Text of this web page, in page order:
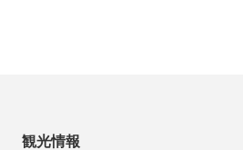
観光情報